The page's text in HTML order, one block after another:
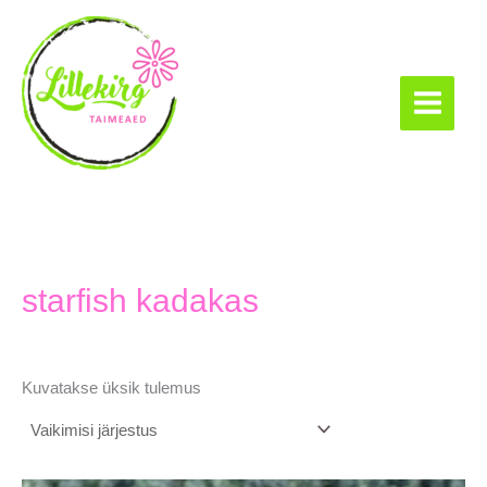
content
starfish kadakas
Kuvatakse üksik tulemus